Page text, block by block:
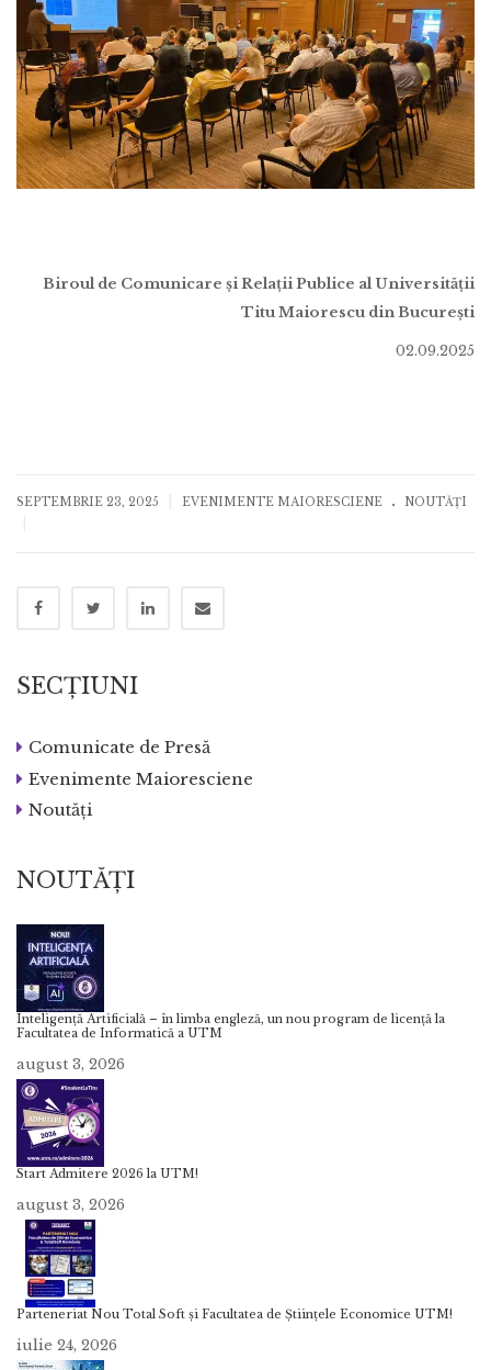
Biroul de Comunicare și Relații Publice al Universității
Titu Maiorescu din București
02.09.2025
SEPTEMBRIE 23, 2025 EVENIMENTE MAIORESCIENE . NOUTĂȚI
SECȚIUNI
Comunicate de Presă
Evenimente Maioresciene
Noutăți
NOUTĂȚI
Inteligență Artificială – în limba engleză, un nou program de licență la
Facultatea de Informatică a UTM
august 3, 2026
Start Admitere 2026 la UTM!
august 3, 2026
Parteneriat Nou Total Soft și Facultatea de Științele Economice UTM!
iulie 24, 2026